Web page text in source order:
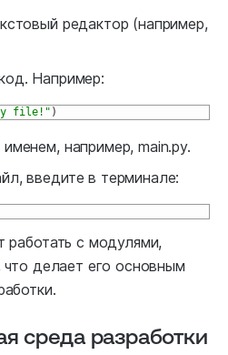
редактор (например,
Например:
file!" )
например, main.py.
введите в терминале:
работать с модулями,
делает его основным
среда разработки